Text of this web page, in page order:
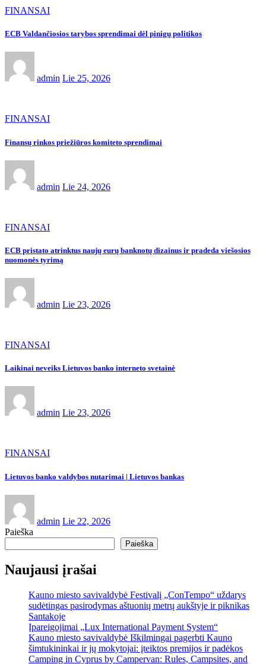
FINANSAI
ECB Valdančiosios tarybos sprendimai dėl pinigų politikos
admin Lie 25, 2026
FINANSAI
Finansų rinkos priežiūros komiteto sprendimai
admin Lie 24, 2026
FINANSAI
ECB pristato atrinktus naujų eurų banknotų dizainus ir pradeda viešosios
nuomonės tyrimą
admin Lie 23, 2026
FINANSAI
Laikinai neveiks Lietuvos banko interneto svetainė
admin Lie 23, 2026
FINANSAI
Lietuvos banko valdybos nutarimai | Lietuvos bankas
admin Lie 22, 2026
Paieška
Paieška
Naujausi įrašai
Kauno miesto savivaldybė Festivalį „ConTempo“ uždarys
sudėtingas pasirodymas aštuonių metrų aukštyje ir piknikas
Santakoje
Įpareigojimai „Lux International Payment System“
Kauno miesto savivaldybė Iškilmingai pagerbti Kauno
šimtukininkai ir jų mokytojai: įteiktos premijos ir padėkos
Camping in Cyprus by Campervan: Rules, Campsites, and